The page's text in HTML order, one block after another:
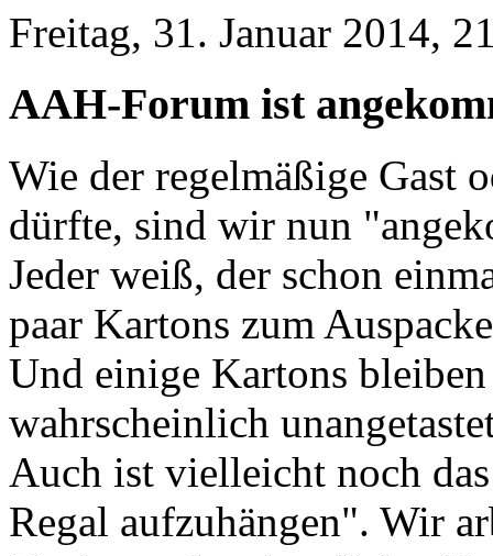
Freitag, 31. Januar 2014,
AAH-Forum ist
Wie der regelmäßige Gast
dürfte, sind wir nun
Jeder weiß, der schon
paar Kartons zum
Und einige Kartons
wahrscheinlich
Auch ist vielleicht noch
Regal aufzuhängen". Wir